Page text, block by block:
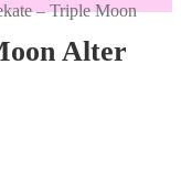
– Triple Moon
Alter